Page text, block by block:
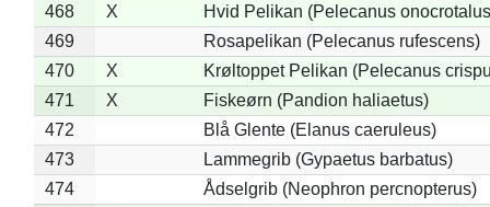
468
X
Hvid Pelikan (Pelecanus
469
Rosapelikan (Pelecanus rufescens)
470
X
Krøltoppet Pelikan (Pelecanus
471
X
Fiskeørn (Pandion haliaetus)
472
Blå Glente (Elanus caeruleus)
473
Lammegrib (Gypaetus barbatus)
474
Ådselgrib (Neophron percnopterus)